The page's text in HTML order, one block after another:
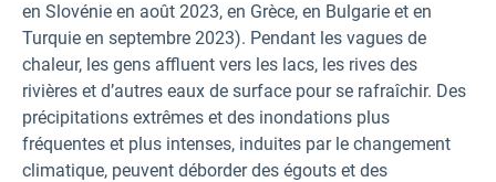
en Slovénie en août 2023, en Grèce, en Bulgarie et en
Turquie en septembre 2023). Pendant les vagues de
chaleur, les gens affluent vers les lacs, les rives des
rivières et d’autres eaux de surface pour se rafraîchir. Des
précipitations extrêmes et des inondations plus
fréquentes et plus intenses, induites par le changement
climatique, peuvent déborder des égouts et des